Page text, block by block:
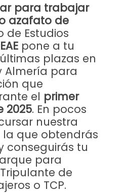
para trabajar
azafato de
de Estudios
pone a tu
plazas en
Almería para
que
el primer
2025. En pocos
nuestra
que obtendrás
conseguirás tu
para
de
o TCP.